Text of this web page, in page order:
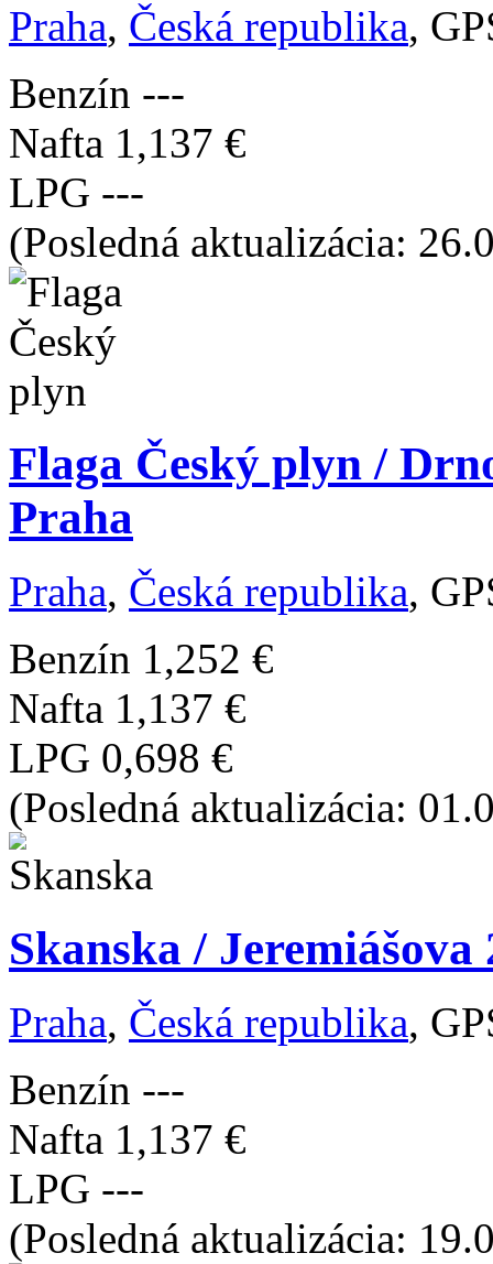
Praha, Česká republika,
Benzín ---
Nafta 1,137 €
LPG ---
(Posledná aktualizácia:
Flaga Český plyn /
Praha
Praha, Česká republika,
Benzín 1,252 €
Nafta 1,137 €
LPG 0,698 €
(Posledná aktualizácia:
Skanska /
Praha, Česká republika,
Benzín ---
Nafta 1,137 €
LPG ---
(Posledná aktualizácia: